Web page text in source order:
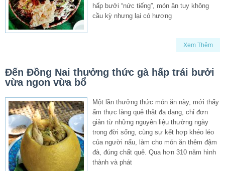
hấp bưởi “nức tiếng”, món ăn tuy không
cầu kỳ nhưng lại có hương
Xem Thêm
Đến Đồng Nai thưởng thức gà hấp trái bưởi
vừa ngon vừa bổ
Một lần thưởng thức món ăn này, mới thấy
ẩm thực làng quê thật đa dạng, chỉ đơn
giản từ những nguyên liệu thường ngày
trong đời sống, cùng sự kết hợp khéo léo
của người nấu, làm cho món ăn thêm đậm
đà, đúng chất quê. Qua hơn 310 năm hình
thành và phát